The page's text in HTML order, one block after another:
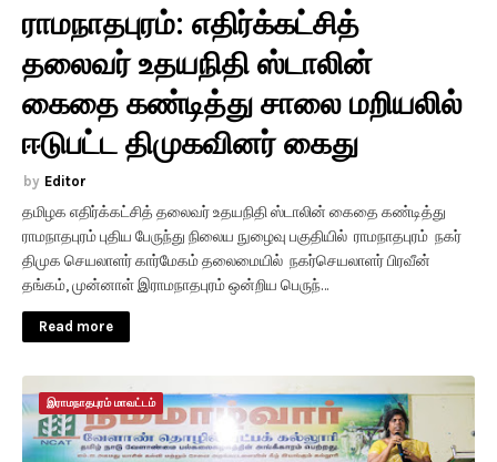
ராமநாதபுரம்: எதிர்க்கட்சித்
தலைவர் உதயநிதி ஸ்டாலின்
கைதை கண்டித்து சாலை மறியலில்
ஈடுபட்ட திமுகவினர் கைது
Editor
தமிழக எதிர்க்கட்சித் தலைவர் உதயநிதி ஸ்டாலின் கைதை கண்டித்து
ராமநாதபுரம் புதிய பேருந்து நிலைய நுழைவு பகுதியில் ராமநாதபுரம் நகர்
திமுக செயலாளர் கார்மேகம் தலைமையில் நகர்செயலாளர் பிரவீன்
தங்கம், முன்னாள் இராமநாதபுரம் ஒன்றிய பெருந்…
Read more
இராமநாதபுரம் மாவட்டம்